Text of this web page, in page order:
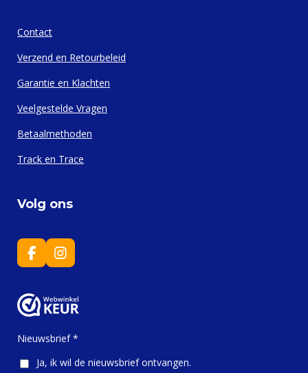
Contact
Verzend en Retourbeleid
Garantie en Klachten
Veelgestelde Vragen
Betaalmethoden
Track en Trace
Volg ons
F
a
e
b
o
I
n
t
a
r
m
Nieuwsbrief *
Ja, ik wil de nieuwsbrief ontvangen.